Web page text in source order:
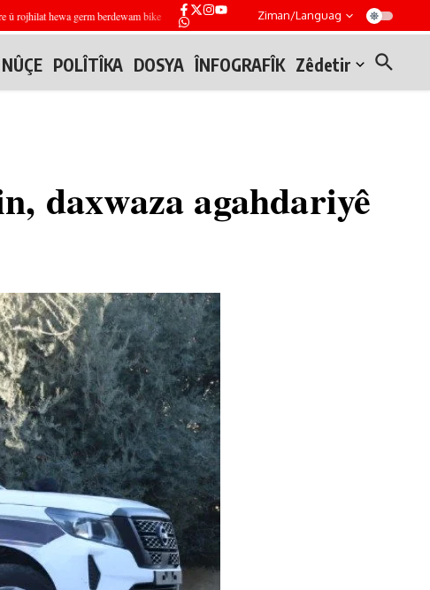
hewa germ berdewam bike Tîmên endezyariyê li Mesekin Henano li Helebê teqemeniyek ji
Ziman/Languag
NÛÇE POLÎTÎKA DOSYA ÎNFOGRAFÎK Zêdetir
daxwaza agahdariyê